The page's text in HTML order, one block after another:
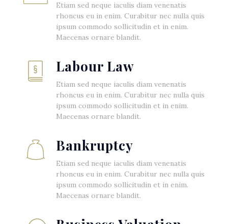
Etiam sed neque iaculis diam venenatis
rhoncus eu in enim. Curabitur nec nulla quis
ipsum commodo sollicitudin et in enim.
Maecenas ornare blandit.
Labour Law
Etiam sed neque iaculis diam venenatis
rhoncus eu in enim. Curabitur nec nulla quis
ipsum commodo sollicitudin et in enim.
Maecenas ornare blandit.
Bankruptcy
Etiam sed neque iaculis diam venenatis
rhoncus eu in enim. Curabitur nec nulla quis
ipsum commodo sollicitudin et in enim.
Maecenas ornare blandit.